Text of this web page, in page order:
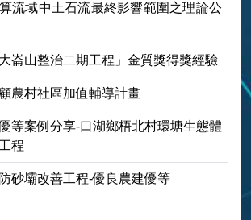
流域中土石流最終影響範圍之理論公
大崙山整治二期工程」金質獎得獎經驗
農村社區加值輔導計畫
等案例分享-口湖鄉梧北村環塘生態體
程
砂壩改善工程-優良農建優等